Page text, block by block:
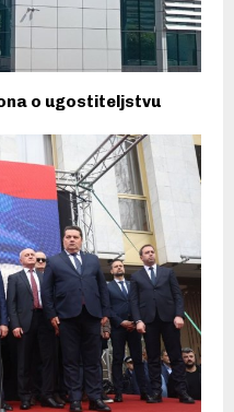
o ugostiteljstvu